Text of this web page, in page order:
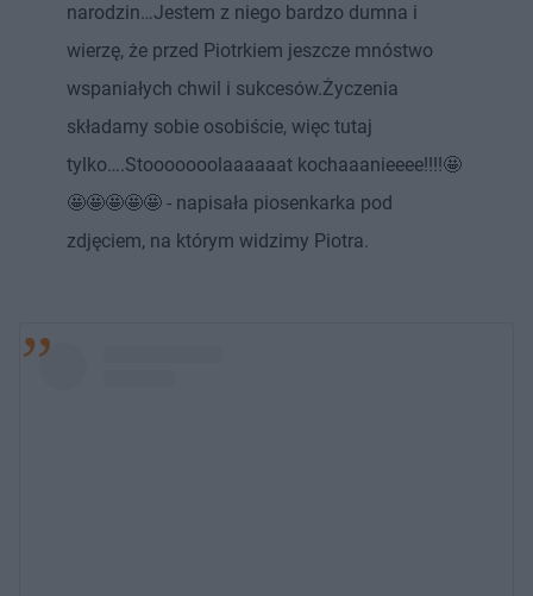
narodzin…Jestem z niego bardzo dumna i
wierzę, że przed Piotrkiem jeszcze mnóstwo
wspaniałych chwil i sukcesów.Życzenia
składamy sobie osobiście, więc tutaj
tylko….Stooooooolaaaaaat kochaaanieeee!!!!🤩
🤩🤩🤩🤩🤩 - napisała piosenkarka pod
zdjęciem, na którym widzimy Piotra.